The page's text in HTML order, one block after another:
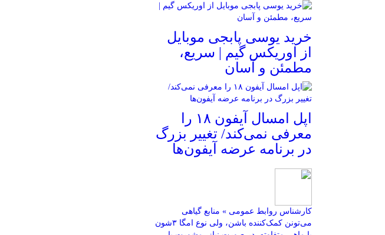
خرید یوسی پابجی موبایل
از اوریکس گیم | سریع،
مطمئن و آسان
اپل امسال آیفون ۱۸ را
معرفی نمی‌کند/ تغییر بزرگ
در برنامه عرضه آیفون‌ها
کارشناس روابط عمومی » منابع گیاهی
می‌تونن کمک‌کننده باشن، ولی نوع امگا ۳شون